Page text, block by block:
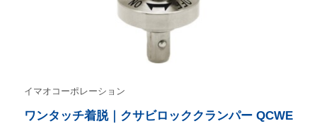
イマオコーポレーション
ワンタッチ着脱｜クサビロッククランパー QCWE